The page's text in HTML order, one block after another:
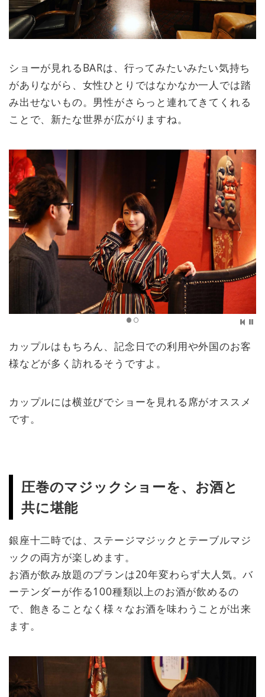
ショーが見れるBARは、行ってみたいみたい気持ち
がありながら、女性ひとりではなかなか一人では踏
み出せないもの。男性がさらっと連れてきてくれる
ことで、新たな世界が広がりますね。
カップルはもちろん、記念日での利用や外国のお客
様などが多く訪れるそうですよ。
カップルには横並びでショーを見れる席がオススメ
です。
圧巻のマジックショーを、お酒と
共に堪能
銀座十二時では、ステージマジックとテーブルマジ
ックの両方が楽しめます。
お酒が飲み放題のプランは20年変わらず大人気。バ
ーテンダーが作る100種類以上のお酒が飲めるの
で、飽きることなく様々なお酒を味わうことが出来
ます。